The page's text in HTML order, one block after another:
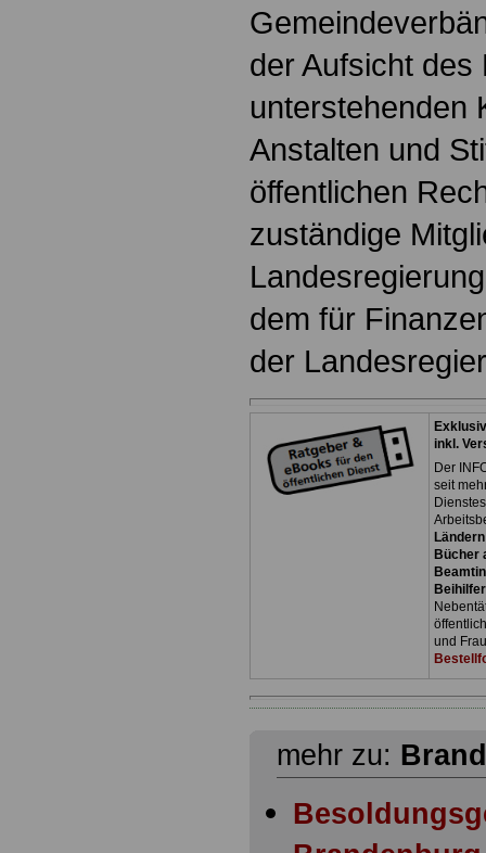
der Aufsicht des
unterstehenden
Anstalten und
öffentlichen
zuständige
dem für
der
inkl.
Der
seit
Ländern
Bücher
und
mehr zu: